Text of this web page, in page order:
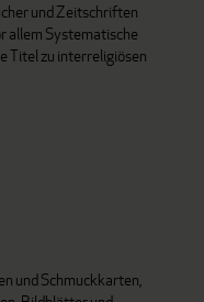
und Zeitschriften
allem Systematische
Titel zu interreligiösen
und Schmuckkarten,